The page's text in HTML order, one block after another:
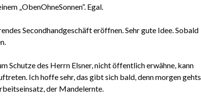
„ObenOhneSonnen“. Egal.
Secondhandgeschäft eröffnen. Sehr gute Idee. Sobald
Schutze des Herrn Elsner, nicht öffentlich erwähne, kann
Ich hoffe sehr, das gibt sich bald, denn morgen gehts
der Mandelernte.